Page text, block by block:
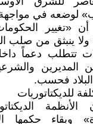
لوضعه في مواجهة
أن «تغيير
ولا ينبثق من صلب
تتطلب دعماً
المديرين
فحسب.
للديكتاتوريات
الأنظمة
وبقاء حكمها